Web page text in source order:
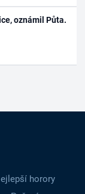
oznámil Půta.
horory